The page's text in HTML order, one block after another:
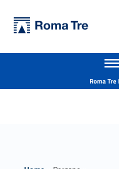
Prof.ssa FRANCESCA FORTUNA - Università Roma Tre
Apri il menu secondario
Roma Tre